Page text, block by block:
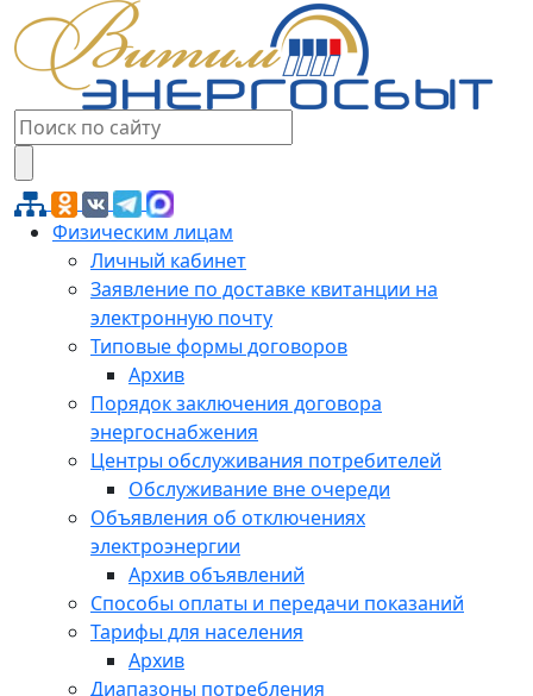
Физическим лицам
Личный кабинет
Заявление по доставке квитанции на
электронную почту
Типовые формы договоров
Архив
Порядок заключения договора
энергоснабжения
Центры обслуживания потребителей
Обслуживание вне очереди
Объявления об отключениях
электроэнергии
Архив объявлений
Способы оплаты и передачи показаний
Тарифы для населения
Архив
Диапазоны потребления